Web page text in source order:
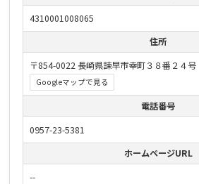
4310001008065
住所
〒854-0022 長崎県諫早市幸町３８番２４号
Googleマップで見る
電話番号
0957-23-5381
ホームページURL
--